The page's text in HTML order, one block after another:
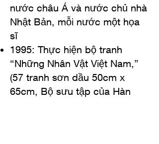
nước châu Á và nước chủ nhà
Nhật Bản, mỗi nước một họa
sĩ
1995: Thực hiện bộ tranh
“Những Nhân Vật Việt Nam,”
(57 tranh sơn dầu 50cm x
65cm, Bộ sưu tập của Hàn